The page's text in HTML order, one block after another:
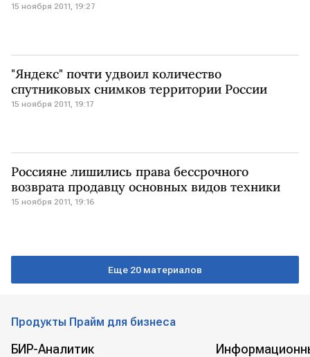
15 ноября 2011, 19:27
"Яндекс" почти удвоил количество
спутниковых снимков территории России
15 ноября 2011, 19:17
Россияне лишились права бессрочного
возврата продавцу основных видов техники
15 ноября 2011, 19:16
Еще 20 материалов
Продукты Прайм для бизнеса
БИР-Аналитик